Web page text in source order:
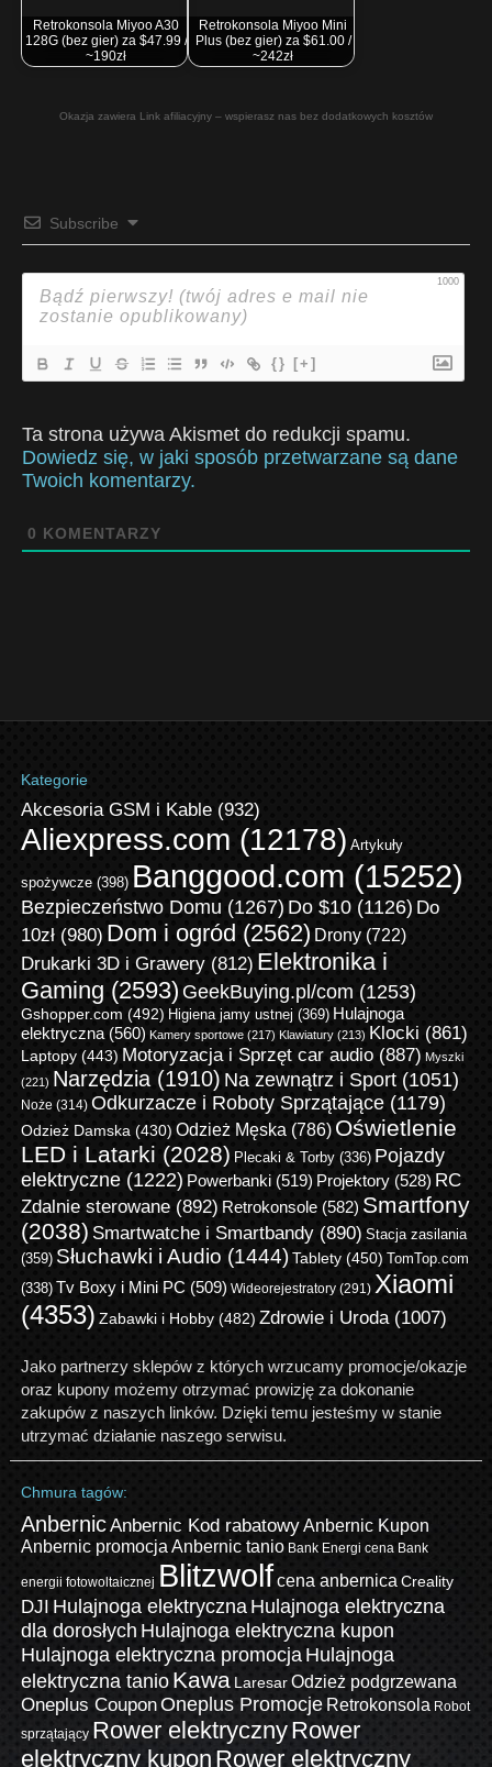
Retrokonsola Miyoo A30
128G (bez gier) za $47.99 /
~190zł
Retrokonsola Miyoo Mini
Plus (bez gier) za $61.00 /
~242zł
Okazja zawiera Link afiliacyjny – wspierasz nas bez dodatkowych kosztów
Subscribe
1000
{} [+]
Ta strona używa Akismet do redukcji spamu.
Dowiedz się, w jaki sposób przetwarzane są dane
Twoich komentarzy.
0 KOMENTARZY
Kategorie
Akcesoria GSM i Kable(932)
Aliexpress.com (12178) Artykuły
spożywcze(398) Banggood.com (15252)
Bezpieczeństwo Domu (1267) Do $10(1126) Do
10zł(980) Dom i ogród (2562) Drony(722)
Drukarki 3D i Grawery(812) Elektronika i
Gaming (2593) GeekBuying.pl/com (1253)
Gshopper.com (492) Higiena jamy ustnej (369) Hulajnoga
elektryczna(560) Kamery sportowe(217) Klawiatury(213) Klocki (861)
Laptopy(443) Motoryzacja i Sprzęt car audio(887) Myszki
(221) Narzędzia(1910) Na zewnątrz i Sport(1051)
Noże (314) Odkurzacze i Roboty Sprzątające(1179)
Odzież Damska(430) Odzież Męska (786) Oświetlenie
LED i Latarki (2028) Plecaki & Torby(336) Pojazdy
elektryczne(1222) Powerbanki(519) Projektory(528) RC
Zdalnie sterowane(892) Retrokonsole(582) Smartfony
(2038) Smartwatche i Smartbandy(890) Stacja zasilania
(359) Słuchawki i Audio (1444)Tablety(450)
TomTop.com
(338) Tv Boxy i Mini PC (509) Wideorejestratory(291) Xiaomi
(4353) Zabawki i Hobby(482) Zdrowie i Uroda(1007)
Jako partnerzy sklepów z których wrzucamy promocje/okazje
oraz kupony możemy otrzymać prowizję za dokonanie
zakupów z naszych linków. Dzięki temu jesteśmy w stanie
utrzymać działanie naszego serwisu.
Chmura tagów:
AnbernicAnbernic Kod rabatowyAnbernic Kupon
Anbernic promocja Anbernic tanio Bank Energi cena Bank
energii fotowoltaicznej Blitzwolfcena anbernica Creality
DJI Hulajnoga elektrycznaHulajnoga elektryczna
dla dorosłych Hulajnoga elektryczna kupon
Hulajnoga elektryczna promocjaHulajnoga
elektryczna tanioKawa Laresar Odzież podgrzewana
Oneplus CouponOneplus Promocje Retrokonsola Robot
sprzątający Rower elektrycznyRower
elektryczny kupon Rower elektryczny